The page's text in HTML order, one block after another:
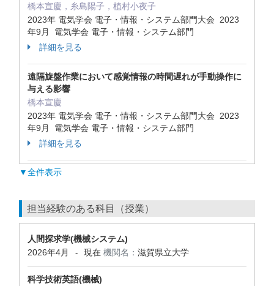
橋本宣慶，糸島陽子，植村小夜子
2023年 電気学会 電子・情報・システム部門大会 2023
年9月 電気学会 電子・情報・システム部門
詳細を見る
遠隔旋盤作業において感覚情報の時間遅れが手動操作に
与える影響
橋本宣慶
2023年 電気学会 電子・情報・システム部門大会 2023
年9月 電気学会 電子・情報・システム部門
詳細を見る
▼全件表示
担当経験のある科目（授業）
人間探求学(機械システム)
2026年4月
- 現在 機関名： 滋賀県立大学
科学技術英語(機械)